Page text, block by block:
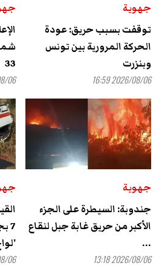
جهوية
توقفت بسبب حريق: عودة
الحركة المرورية بين تونس
وبنزرت
2026/08/06 16:59
33
13:33
جهوية
جندوبة: السيطرة على الجزء
الأكبر من حريق غابة جبل لنقاع
...
2026/08/06 13:18
7
13:12